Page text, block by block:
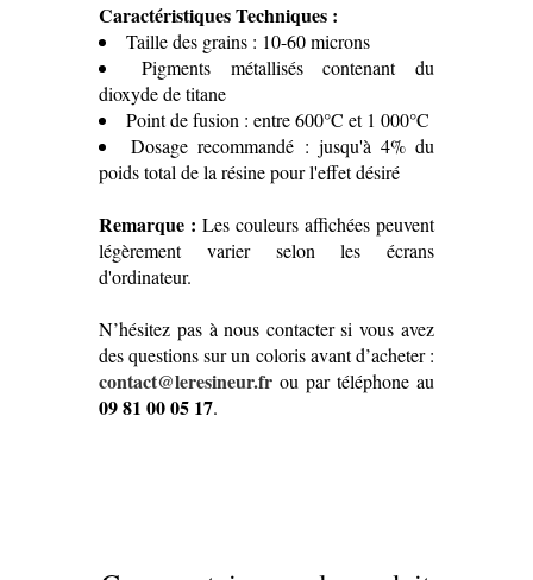
Caractéristiques Techniques :
Taille des grains : 10-60 microns
Pigments métallisés contenant du
dioxyde de titane
Point de fusion : entre 600°C et 1 000°C
Dosage recommandé : jusqu'à 4% du
poids total de la résine pour l'effet désiré
Remarque : Les couleurs affichées peuvent
légèrement varier selon les écrans
d'ordinateur.
N’hésitez pas à nous contacter si vous avez
des questions sur un coloris avant d’acheter :
contact@leresineur.fr ou par téléphone au
09 81 00 05 17.